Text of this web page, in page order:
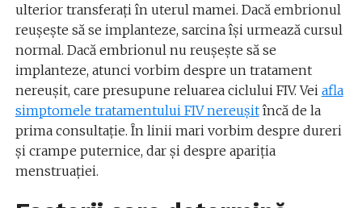
ulterior transferați în uterul mamei. Dacă embrionul
reușește să se implanteze, sarcina își urmează cursul
normal. Dacă embrionul nu reușește să se
implanteze, atunci vorbim despre un tratament
nereușit, care presupune reluarea ciclului FIV. Vei afla
simptomele tratamentului FIV nereușitîncă de la
prima consultație. În linii mari vorbim despre dureri
și crampe puternice, dar și despre apariția
menstruației.